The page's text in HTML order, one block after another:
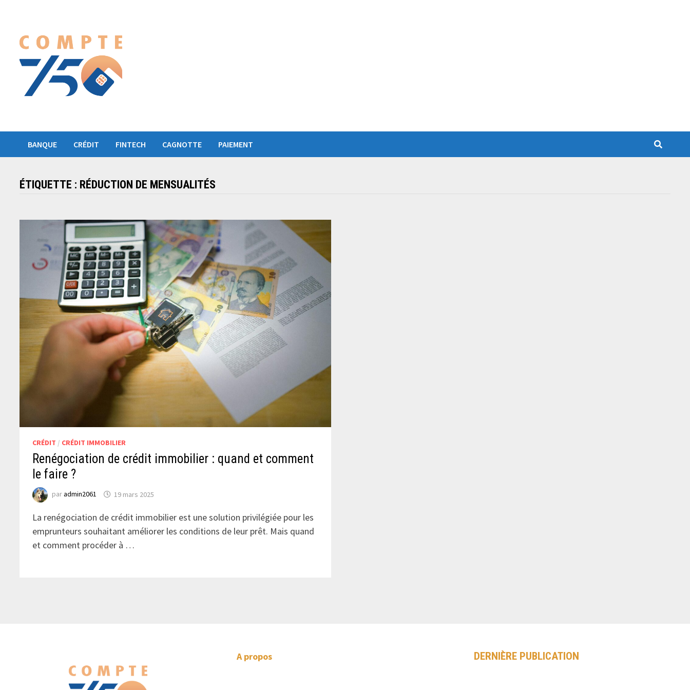
contenu
BANQUE CRÉDIT FINTECH CAGNOTTE PAIEMENT
ÉTIQUETTE : RÉDUCTION DE MENSUALITÉS
CRÉDIT / CRÉDIT IMMOBILIER
Renégociation de crédit immobilier : quand et comment
le faire ?
paradmin2061 19 mars 2025
La renégociation de crédit immobilier est une solution privilégiée pour les
emprunteurs souhaitant améliorer les conditions de leur prêt. Mais quand
et comment procéder à …
A propos DERNIÈRE PUBLICATION